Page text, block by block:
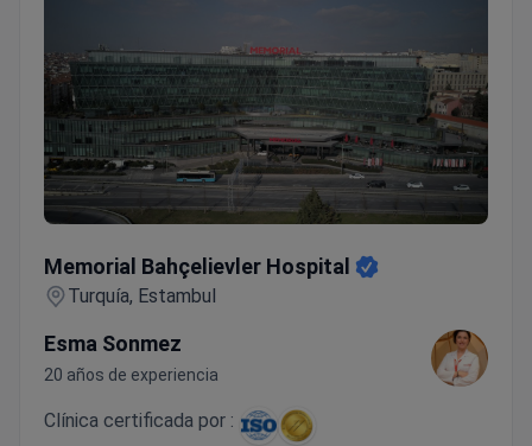
Memorial Bahçelievler Hospital
Turquía, Estambul
Esma Sonmez
20 años de experiencia
Clínica certificada por :